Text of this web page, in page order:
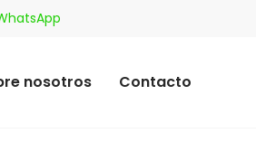
nosotros Contacto